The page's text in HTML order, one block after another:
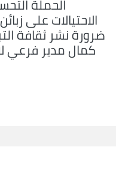
الحملة
الاحتيالات على
ضرورة نشر ثقافة
كمال مدير فرعي